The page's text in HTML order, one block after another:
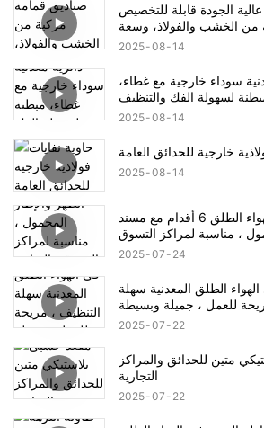
الجودة قابلة للتخصيص
من الخشب والفولاذ، وسعة
من الشمس ومقاومة للتآكل
2025 08 14
سوداء خارجية مع غطاء،
لسهولة الفك والتنظيف
2025 08 14
خارجية للحدائق العامة
2025 08 14
مقعد حديقة في الهواء الطلق 6 أقدام مع مسند
، مناسبة لمراكز التسوق
والباحات ، الأسود
2025 07 24
الطلق المعدنية سهلة
للعمل ، جميلة وبسيطة
2025 07 22
متين للحدائق والمراكز
التجارية
2025 07 22